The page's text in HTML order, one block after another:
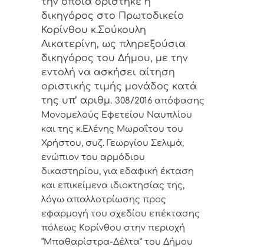
δικηγόρος στο Πρωτοδικείο
Κορίνθου κ.Σούκουλη
Αικατερίνη, ως πληρεξούσια
δικηγόρος του Δήμου, με την
εντολή να ασκήσει αίτηση
οριστικής τιμής μονάδος κατά
της υπ’ αριθμ. 308/2016 απόφασης
Μονομελούς Εφετείου Ναυπλίου
και της κ.Ελένης Μωραΐτου του
Χρήστου, συζ. Γεωργίου Σελιμά,
ενώπιον του αρμόδιου
δικαστηρίου, για εδαφική έκταση
και επικείμενα ιδιοκτησίας της,
λόγω απαλλοτρίωσης προς
εφαρμογή του σχεδίου επέκτασης
πόλεως Κορίνθου στην περιοχή
“Μπαθαρίστρα-Δέλτα” του Δήμου